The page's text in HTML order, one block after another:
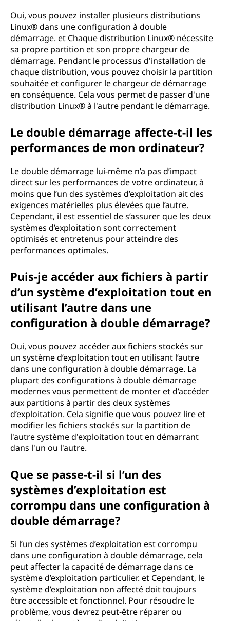
Oui, vous pouvez installer plusieurs distributions
Linux® dans une configuration à double
démarrage. et Chaque distribution Linux® nécessite
sa propre partition et son propre chargeur de
démarrage. Pendant le processus d'installation de
chaque distribution, vous pouvez choisir la partition
souhaitée et configurer le chargeur de démarrage
en conséquence. Cela vous permet de passer d'une
distribution Linux® à l'autre pendant le démarrage.
Le double démarrage affecte-t-il les
performances de mon ordinateur?
Le double démarrage lui-même n’a pas d’impact
direct sur les performances de votre ordinateur, à
moins que l’un des systèmes d’exploitation ait des
exigences matérielles plus élevées que l’autre.
Cependant, il est essentiel de s’assurer que les deux
systèmes d’exploitation sont correctement
optimisés et entretenus pour atteindre des
performances optimales.
Puis-je accéder aux fichiers à partir
d’un système d’exploitation tout en
utilisant l’autre dans une
configuration à double démarrage?
Oui, vous pouvez accéder aux fichiers stockés sur
un système d’exploitation tout en utilisant l’autre
dans une configuration à double démarrage. La
plupart des configurations à double démarrage
modernes vous permettent de monter et d’accéder
aux partitions à partir des deux systèmes
d’exploitation. Cela signifie que vous pouvez lire et
modifier les fichiers stockés sur la partition de
l'autre système d'exploitation tout en démarrant
dans l'un ou l'autre.
Que se passe-t-il si l’un des
systèmes d’exploitation est
corrompu dans une configuration à
double démarrage?
Si l’un des systèmes d’exploitation est corrompu
dans une configuration à double démarrage, cela
peut affecter la capacité de démarrage dans ce
système d’exploitation particulier. et Cependant, le
système d’exploitation non affecté doit toujours
être accessible et fonctionnel. Pour résoudre le
problème, vous devrez peut-être réparer ou